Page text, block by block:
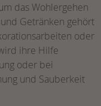
das Wohlergehen
Getränken gehört
oder
ihre Hilfe
oder bei
und Sauberkeit